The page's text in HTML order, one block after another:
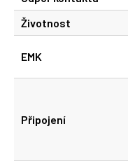
Životnost
EMK
Připojení